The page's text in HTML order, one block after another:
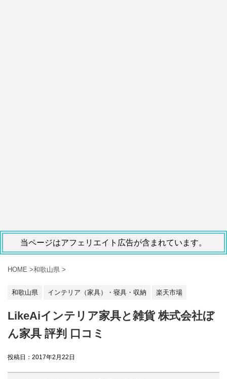
当ページはアフェリエイト広告が含まれています。
HOME >和歌山県 >
和歌山県 インテリア（家具）・寝具・収納 楽天市場
LikeAiインテリア家具と雑貨 株式会社ぼ
ん家具 評判 口コミ
投稿日： 2017年2月22日